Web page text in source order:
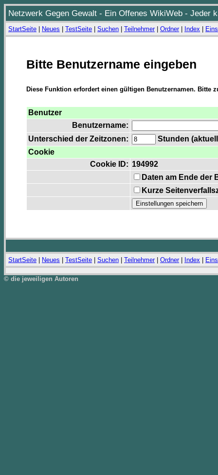
Netzwerk Gegen Gewalt - Ein Offenes WikiWeb - Jeder
StartSeite Neues TestSeite Suchen Teilnehmer| Ordner| Index
Bitte Benutzername eingeben
Diese Funktion erfordert einen gültigen Benutzernamen. Bitte
Benutzer
Benutzername:
Unterschied der Zeitzonen:
Stunden
Cookie
Cookie ID: 194992
Daten am Ende der
Kurze
StartSeite Neues TestSeite Suchen Teilnehmer| Ordner| Index
© die jeweiligen Autoren